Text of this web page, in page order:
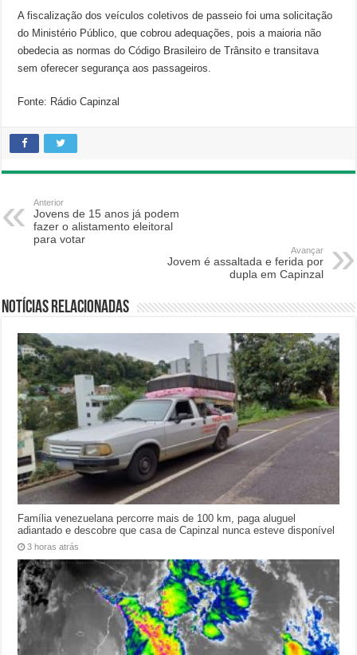
A fiscalização dos veículos coletivos de passeio foi uma solicitação
do Ministério Público, que cobrou adequações, pois a maioria não
obedecia as normas do Código Brasileiro de Trânsito e transitava
sem oferecer segurança aos passageiros.
Fonte: Rádio Capinzal
Anterior
Jovens de 15 anos já podem
fazer o alistamento eleitoral
para votar
Avançar
Jovem é assaltada e ferida por
dupla em Capinzal
Notícias relacionadas
Família venezuelana percorre mais de 100 km, paga aluguel
adiantado e descobre que casa de Capinzal nunca esteve disponível
3 horas atrás